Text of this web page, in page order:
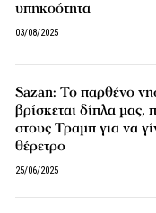
υπηκοότητα
03/08/2025
Sazan: Το παρθένο
βρίσκεται δίπλα μας,
στους Τραμπ για να
θέρετρο
25/06/2025